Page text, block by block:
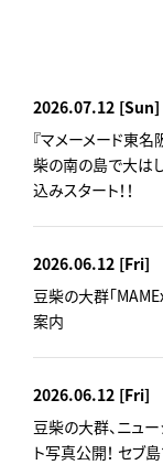
2026.07.12 [Sun]
『マメーメード東
柴の南の島で大は
込みスタート！！
2026.06.12 [Fri]
豆柴の大群「
案内
2026.06.12 [Fri]
豆柴の大群、ニュー
ト写真公開！ セブ